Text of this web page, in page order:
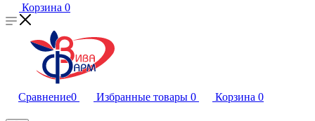
Корзина 0
Сравнение0 Избранные товары 0 Корзина 0